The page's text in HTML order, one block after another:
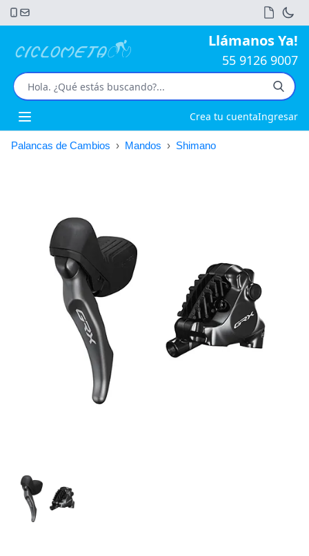
Llámanos Ya!
55 9126 9007
Open main menu Crea tu cuentaIngresar
Palancas de Cambios › Mandos › Shimano